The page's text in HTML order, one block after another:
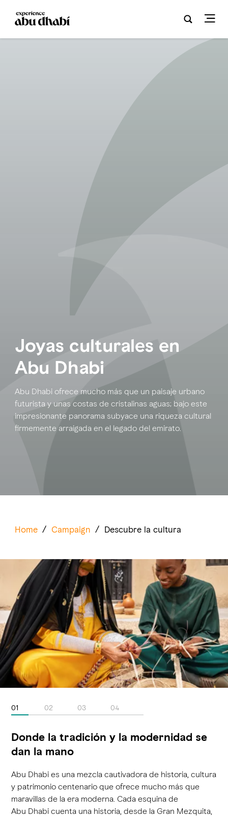
Joyas culturales en
Abu Dhabi
Abu Dhabi ofrece mucho más que un paisaje urbano
futurista y unas costas de cristalinas aguas; bajo este
impresionante panorama subyace una riqueza cultural
firmemente arraigada en el legado del emirato.
Home / Campaign / Descubre la cultura
01 02 03 04
Donde la tradición y la modernidad se
dan la mano
Abu Dhabi es una mezcla cautivadora de historia, cultura
y patrimonio centenario que ofrece mucho más que
maravillas de la era moderna. Cada esquina de
Abu Dhabi cuenta una historia, desde la Gran Mezquita,